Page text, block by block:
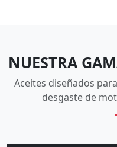
NUESTRA
Aceites diseñados
desgaste de